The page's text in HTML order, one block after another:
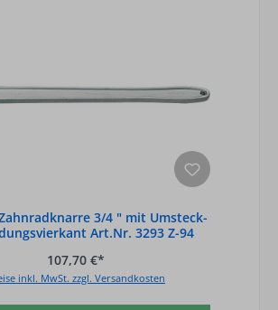
Zahnradknarre 3/4 " mit Umsteck-
Art.Nr. 3293 Z-94
107,70 €*
inkl. MwSt. zzgl. Versandkosten